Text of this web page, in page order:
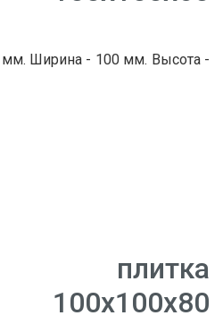
мм. Ширина - 100 мм. Высота -
плитка
100х100х80